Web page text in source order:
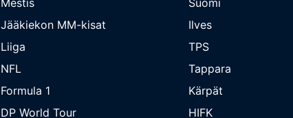
Jääkiekon MM-kisat
Liiga
NFL
Formula 1
DP World Tour
Ilves
TPS
Tappara
Kärpät
HIFK